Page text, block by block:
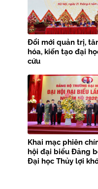
Đổi mới quản trị,
hóa, kiến tạo đại
cứu
Khai mạc phiên
hội đại biểu Đảng
Đại học Thủy lợi